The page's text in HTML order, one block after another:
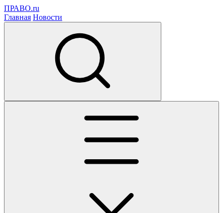
ПРАВО.ru
Главная Новости